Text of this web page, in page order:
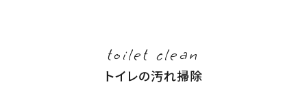
toilet clean
トイレの汚れ掃除